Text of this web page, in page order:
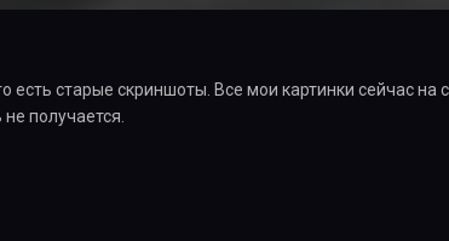
есть старые скриншоты. Все мои картинки сейчас
получается.